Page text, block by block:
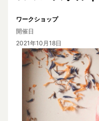
ワークショップ
開催日
2021年10月18日